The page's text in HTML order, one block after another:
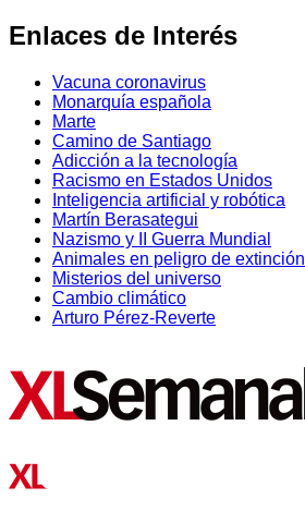
Enlaces de Interés
Vacuna coronavirus
Monarquía española
Marte
Camino de Santiago
Adicción a la tecnología
Racismo en Estados Unidos
Inteligencia artificial y robótica
Martín Berasategui
Nazismo y II Guerra Mundial
Animales en peligro de extinción
Misterios del universo
Cambio climático
Arturo Pérez-Reverte